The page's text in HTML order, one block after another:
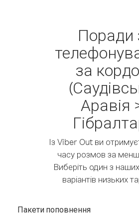
Поради
за
Аравія
Із Viber Out ви
часу розмов за
Виберіть один з
варіантів низьких
Пакети поповнення